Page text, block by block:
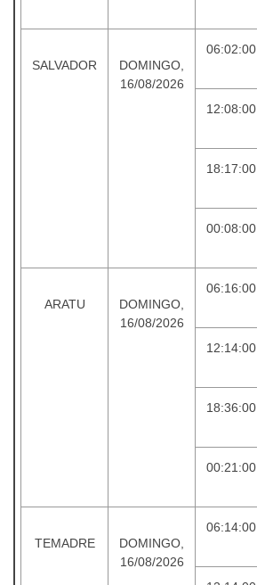
SALVADOR
DOMINGO,
16/08/2026
06:02:00
12:08:00
18:17:00
00:08:00
ARATU
DOMINGO,
16/08/2026
06:16:00
12:14:00
18:36:00
00:21:00
TEMADRE
DOMINGO,
16/08/2026
06:14:00